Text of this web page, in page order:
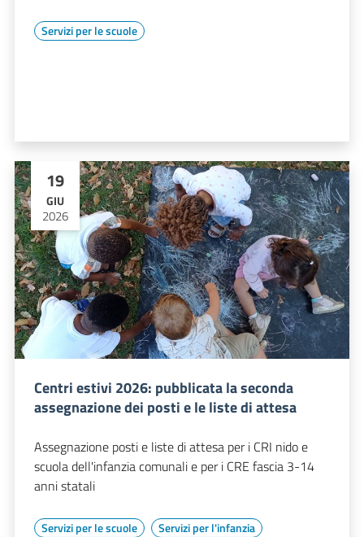
Servizi per le scuole
19
GIU
2026
Centri estivi 2026: pubblicata la seconda
assegnazione dei posti e le liste di attesa
Assegnazione posti e liste di attesa per i CRI nido e
scuola dell'infanzia comunali e per i CRE fascia 3-14
anni statali
Servizi per le scuole
Servizi per l'infanzia